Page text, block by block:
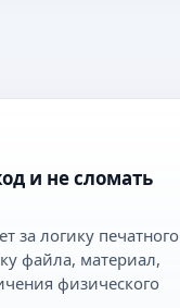
и не сломать
за логику печатного
файла, материал,
физического